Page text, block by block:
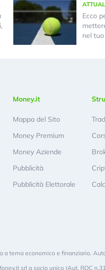
Ecco
nel
Money.it
Mappa del Sito
Money Premium
Money Aziende
Pubblicità
Pubblicità Elettorale
a tema economico e finanziario.
srl a socio unico (Aut. ROC